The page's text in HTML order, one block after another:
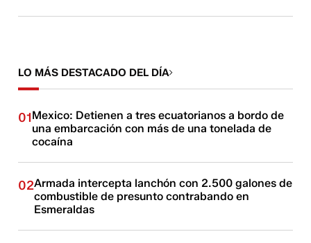
LO MÁS DESTACADO DEL DÍA
01Mexico: Detienen a tres ecuatorianos a bordo de
una embarcación con más de una tonelada de
cocaína
02Armada intercepta lanchón con 2.500 galones de
combustible de presunto contrabando en
Esmeraldas